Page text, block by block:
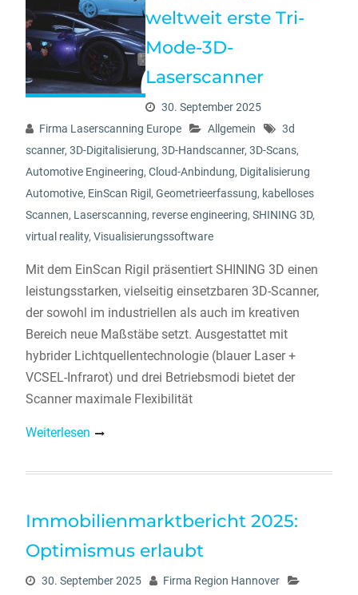
weltweit erste Tri-
Mode-3D-
Laserscanner
30. September 2025
Firma Laserscanning Europe
Allgemein
3d
scanner, 3D-Digitalisierung, 3D-Handscanner, 3D-Scans,
Automotive Engineering, Cloud-Anbindung, Digitalisierung
Automotive, EinScan Rigil , Geometrieerfassung, kabelloses
Scannen, Laserscanning, reverse engineering, SHINING 3D,
virtual reality, Visualisierungssoftware
Mit dem EinScan Rigil präsentiert SHINING 3D einen
leistungsstarken, vielseitig einsetzbaren 3D-Scanner,
der sowohl im industriellen als auch im kreativen
Bereich neue Maßstäbe setzt. Ausgestattet mit
hybrider Lichtquellentechnologie (blauer Laser +
VCSEL-Infrarot) und drei Betriebsmodi bietet der
Scanner maximale Flexibilität
Weiterlesen
Immobilienmarktbericht 2025:
Optimismus erlaubt
30. September 2025
Firma Region Hannover